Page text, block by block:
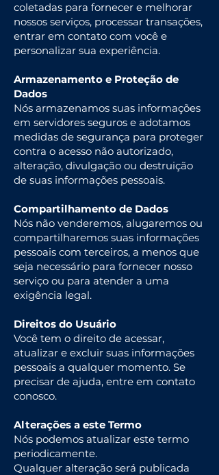
coletadas para fornecer e melhorar
nossos serviços, processar transações,
entrar em contato com você e
personalizar sua experiência.
Armazenamento e Proteção de
Dados
Nós armazenamos suas informações
em servidores seguros e adotamos
medidas de segurança para proteger
contra o acesso não autorizado,
alteração, divulgação ou destruição
de suas informações pessoais.
Compartilhamento de Dados
Nós não venderemos, alugaremos ou
compartilharemos suas informações
pessoais com terceiros, a menos que
seja necessário para fornecer nosso
serviço ou para atender a uma
exigência legal.
Direitos do Usuário
Você tem o direito de acessar,
atualizar e excluir suas informações
pessoais a qualquer momento. Se
precisar de ajuda, entre em contato
conosco.
Alterações a este Termo
Nós podemos atualizar este termo
periodicamente.
Qualquer alteração será publicada